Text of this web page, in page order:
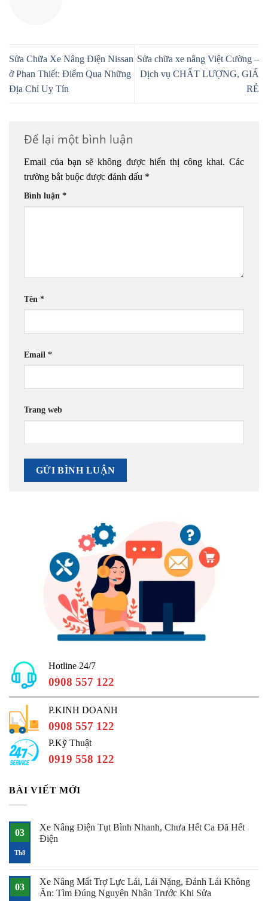
Sửa Chữa Xe Nâng Điện Nissan
ở Phan Thiết: Điểm Qua Những
Địa Chỉ Uy Tín
Sửa chữa xe nâng Việt Cường –
Dịch vụ CHẤT LƯỢNG, GIÁ
RẺ
Để lại một bình luận
Email của bạn sẽ không được hiển thị công khai. Các
trường bắt buộc được đánh dấu *
Bình luận *
Tên *
Email *
Trang web
Hotline 24/7
0908 557 122
P.KINH DOANH
0908 557 122
P.Kỹ Thuật
0919 558 122
BÀI VIẾT MỚI
03
Th8
Xe Nâng Điện Tụt Bình Nhanh, Chưa Hết Ca Đã Hết
Điện
ở
Xe
Nâng
03
Xe Nâng Mất Trợ Lực Lái, Lái Nặng, Đánh Lái Không
Ăn: Tìm Đúng Nguyên Nhân Trước Khi Sửa